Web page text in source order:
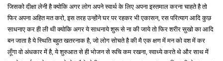
जिसको दीक्षा लेनी है क्योकि अगर लोग अपने स्वार्थ के लिए अपना इस्तमाल करना चाहते है तो
फिर अपना अहित मत करो, इस तरह उन्होंने घर पर रहकर भी एकासन, रस परित्याग आदि कुछ
साधनाए कर ही ली थी क्योकि अगर ये साधनाये शुरू से ना की जाये तो फिर शरीर सुखो का आदि
बन जाता है ये स्थिति बहुत खतरनाक है, जो लोग सोचते है की मै एक क्षण में मन को वश में कर
लूँगा वो अंधकार में है, ये शुरुआत से ही भोजन से रूचि कम रखना, स्वाध्ये करते थे और साथ में